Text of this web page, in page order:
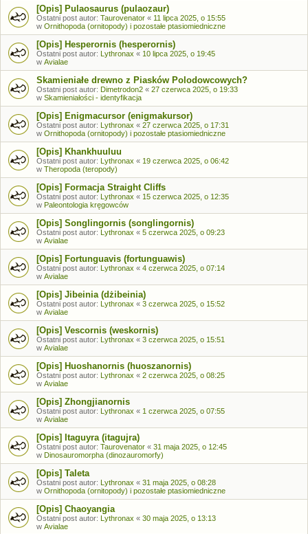
[Opis] Pulaosaurus (pulaozaur)
Ostatni post autor: Taurovenator « 11 lipca 2025, o 15:55
w Ornithopoda (ornitopody) i pozostałe ptasiomiedniczne
[Opis] Hesperornis (hesperornis)
Ostatni post autor: Lythronax « 10 lipca 2025, o 19:45
w Avialae
Skamieniałe drewno z Piasków Polodowcowych?
Ostatni post autor: Dimetrodon2 « 27 czerwca 2025, o 19:33
w Skamieniałości - identyfikacja
[Opis] Enigmacursor (enigmakursor)
Ostatni post autor: Lythronax « 27 czerwca 2025, o 17:31
w Ornithopoda (ornitopody) i pozostałe ptasiomiedniczne
[Opis] Khankhuuluu
Ostatni post autor: Lythronax « 19 czerwca 2025, o 06:42
w Theropoda (teropody)
[Opis] Formacja Straight Cliffs
Ostatni post autor: Lythronax « 15 czerwca 2025, o 12:35
w Paleontologia kręgowców
[Opis] Songlingornis (songlingornis)
Ostatni post autor: Lythronax « 5 czerwca 2025, o 09:23
w Avialae
[Opis] Fortunguavis (fortunguawis)
Ostatni post autor: Lythronax « 4 czerwca 2025, o 07:14
w Avialae
[Opis] Jibeinia (dżibeinia)
Ostatni post autor: Lythronax « 3 czerwca 2025, o 15:52
w Avialae
[Opis] Vescornis (weskornis)
Ostatni post autor: Lythronax « 3 czerwca 2025, o 15:51
w Avialae
[Opis] Huoshanornis (huoszanornis)
Ostatni post autor: Lythronax « 2 czerwca 2025, o 08:25
w Avialae
[Opis] Zhongjianornis
Ostatni post autor: Lythronax « 1 czerwca 2025, o 07:55
w Avialae
[Opis] Itaguyra (itagujra)
Ostatni post autor: Taurovenator « 31 maja 2025, o 12:45
w Dinosauromorpha (dinozauromorfy)
[Opis] Taleta
Ostatni post autor: Lythronax « 31 maja 2025, o 08:28
w Ornithopoda (ornitopody) i pozostałe ptasiomiedniczne
[Opis] Chaoyangia
Ostatni post autor: Lythronax « 30 maja 2025, o 13:13
w Avialae